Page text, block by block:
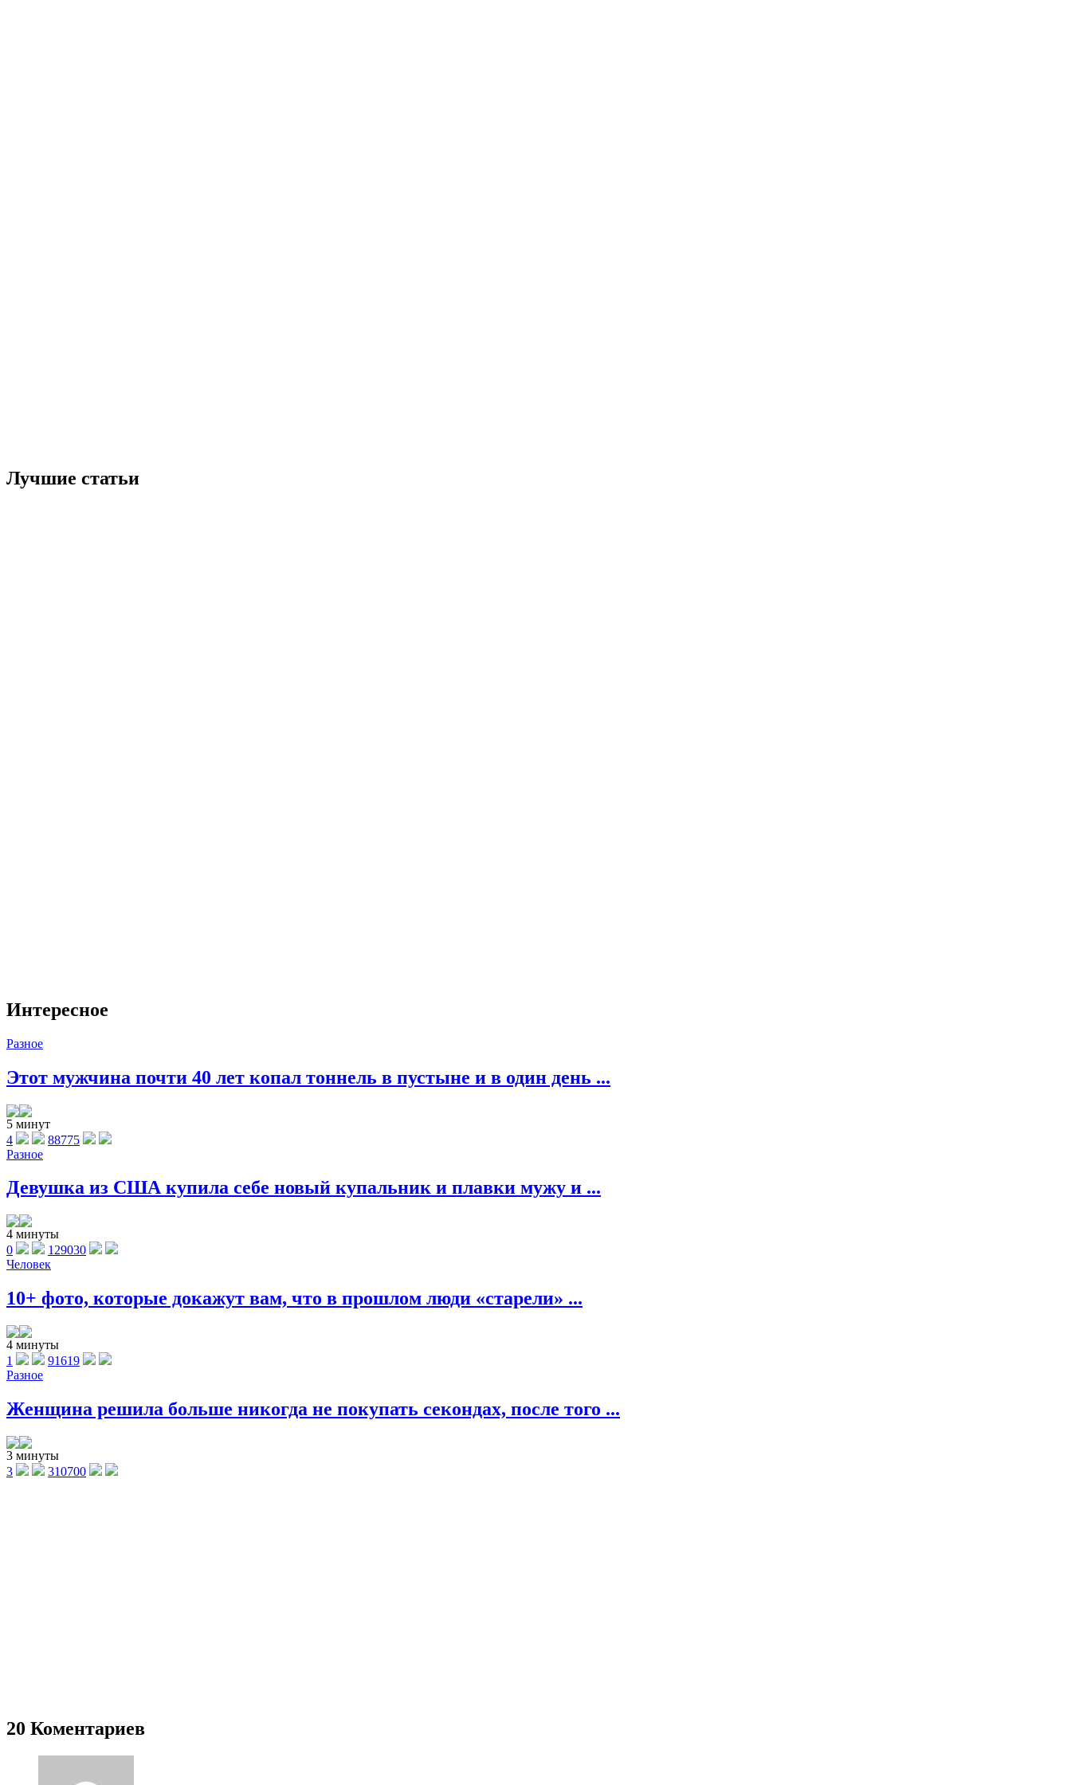
Лучшие статьи
Интересное
Разное
Этот мужчина почти 40 лет копал тоннель в пустыне и в один день ...
5 минут
4
88775
Разное
Девушка из США купила себе новый купальник и плавки мужу и ...
4 минуты
0
129030
Человек
10+ фото, которые докажут вам, что в прошлом люди «старели» ...
4 минуты
1
91619
Разное
Женщина решила больше никогда не покупать секондах, после того ...
3 минуты
3
310700
20 Коментариев